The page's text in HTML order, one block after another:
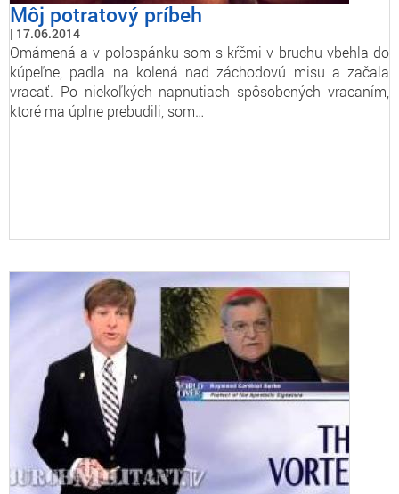
Môj potratový príbeh
17.06.2014
Omámená a v polospánku som s kŕčmi v bruchu vbehla do
kúpeľne, padla na kolená nad záchodovú misu a začala
vracať. Po niekoľkých napnutiach spôsobených vracaním,
ktoré ma úplne prebudili, som…